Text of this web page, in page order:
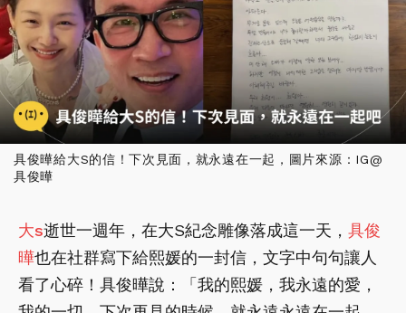
具俊曄給大S的信！下次見面，就永遠在一起，圖片來源：IG@
具俊曄
大s逝世一週年，在大S紀念雕像落成這一天， 具俊
曄也在社群寫下給熙媛的一封信，文字中句句讓人
看了心碎！具俊曄說：「我的熙媛，我永遠的愛，